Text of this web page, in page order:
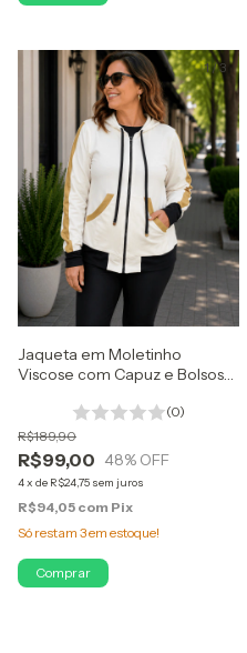
1/3
Jaqueta em Moletinho
Viscose com Capuz e Bolsos
(0)
R$99,00
R$189,90
48% OFF
4x de R$24,75 sem juros
R$94,05 com Pix
Só restam 3em estoque!
Comprar